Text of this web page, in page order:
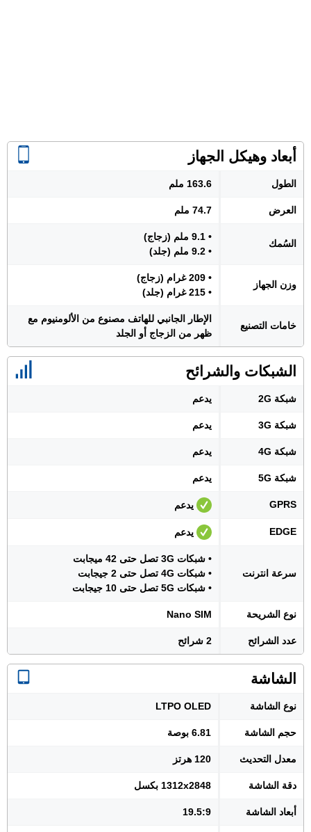
أبعاد وهيكل الجهاز
الطول 163.6 ملم
العرض 74.7 ملم
السُمك
• 9.1 ملم (زجاج)
• 9.2 ملم (جلد)
وزن الجهاز
• 209 غرام (زجاج)
• 215 غرام (جلد)
خامات التصنيع
الإطار الجانبي للهاتف مصنوع من الألومنيوم مع
ظهر من الزجاج أو الجلد
الشبكات والشرائح
شبكة 2G يدعم
شبكة 3G يدعم
شبكة 4G يدعم
شبكة 5G يدعم
GPRS يدعم
EDGE يدعم
سرعة انترنت
• شبكات 3G تصل حتى 42 ميجابت
• شبكات 4G تصل حتى 2 جيجابت
• شبكات 5G تصل حتى 10 جيجابت
نوع الشريحة Nano SIM
عدد الشرائح 2 شرائح
الشاشة
نوع الشاشة LTPO OLED
حجم الشاشة 6.81 بوصة
معدل التحديث 120 هرتز
دقة الشاشة 1312x2848 بكسل
أبعاد الشاشة 19.5:9